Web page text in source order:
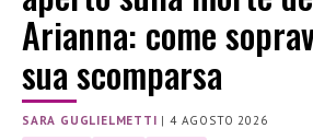
Arianna: come
sua scomparsa
SARA GUGLIELMETTI |4 AGOSTO 2026